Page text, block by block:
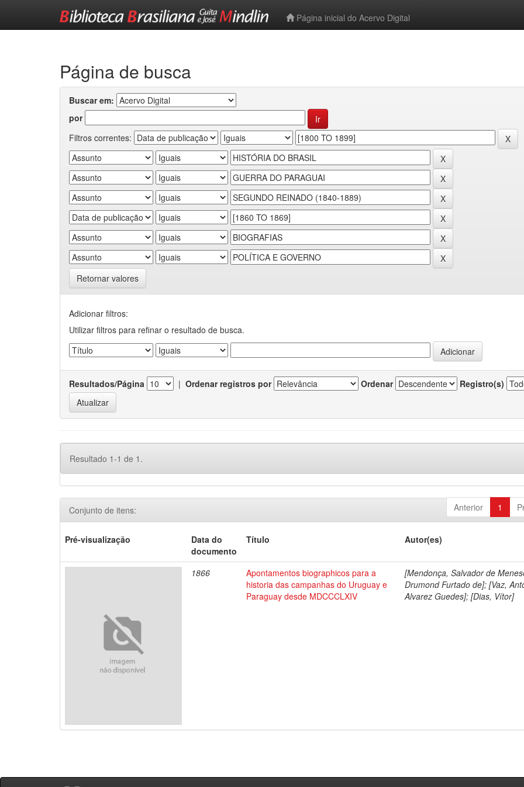
Página inicial do Acervo Digital
Página de busca
Buscar em:
por
Filtros correntes:
Retornar valores
Adicionar filtros:
Utilizar filtros para refinar o resultado de busca.
Resultados/Página | Ordenar registros por Ordenar Registro(s)
Resultado 1-1 de 1.
Anterior 1
Conjunto de itens:
Pré-visualização
Data do
documento
Título Autor(es)
1866
Apontamentos biographicos para a
historia das campanhas do Uruguay e
Paraguay desde MDCCCLXIV
[Mendonça, Salvador de
Drumond Furtado de]; [Vaz,
Alvarez Guedes]; [Dias, Vítor]